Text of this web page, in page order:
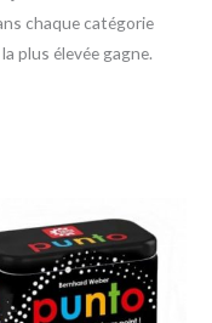
chaque catégorie
plus élevée gagne.